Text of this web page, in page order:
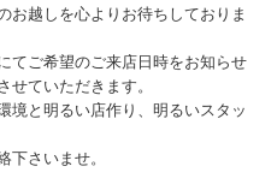
お越しを心よりお待ちしておりま
てご希望のご来店日時をお知らせ
せていただきます。
境と明るい店作り、明るいスタッ
下さいませ。